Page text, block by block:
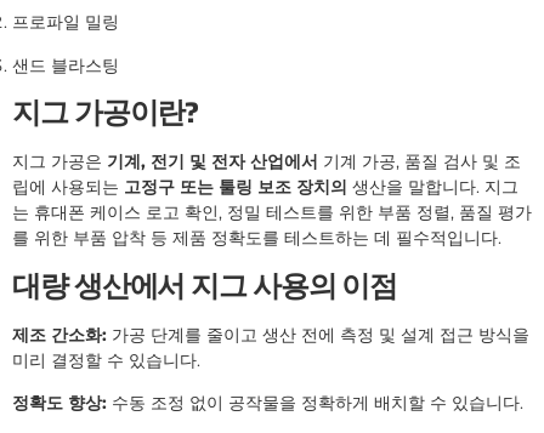
프로파일 밀링
샌드 블라스팅
지그 가공이란?
지그 가공은 기계, 전기 및 전자 산업에서 기계 가공, 품질 검사 및 조
립에 사용되는 고정구 또는 툴링 보조 장치의 생산을 말합니다. 지그
는 휴대폰 케이스 로고 확인, 정밀 테스트를 위한 부품 정렬, 품질 평가
를 위한 부품 압착 등 제품 정확도를 테스트하는 데 필수적입니다.
대량 생산에서 지그 사용의 이점
제조 간소화: 가공 단계를 줄이고 생산 전에 측정 및 설계 접근 방식을
미리 결정할 수 있습니다.
정확도 향상: 수동 조정 없이 공작물을 정확하게 배치할 수 있습니다.